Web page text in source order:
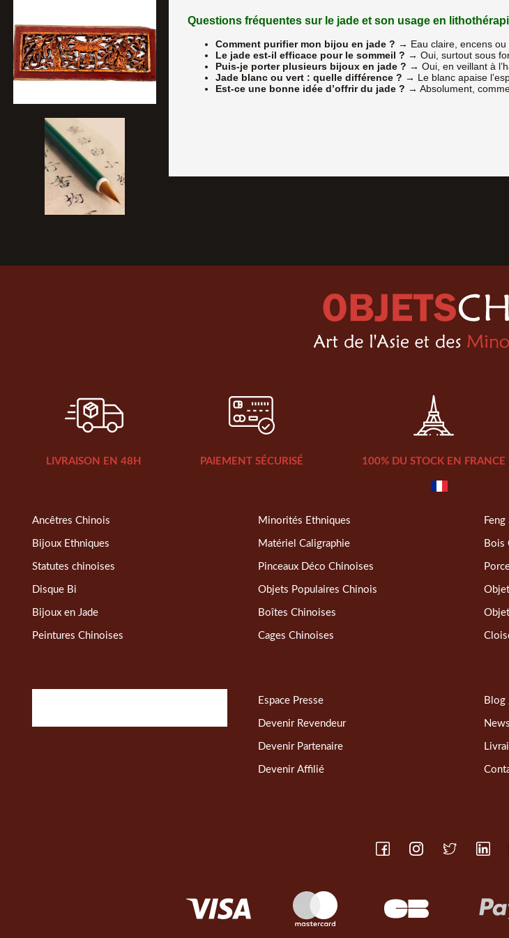
Questions fréquentes sur le jade et son usage en
Comment purifier mon bijou en jade ? → Eau claire, encens ou
Le jade est-il efficace pour le sommeil ? → Oui, surtout sous
Puis-je porter plusieurs bijoux en jade ? → Oui, en veillant à
Jade blanc ou vert : quelle différence ? → Le blanc apaise
Est-ce une bonne idée d’offrir du jade ? → Absolument,
LIVRAISON EN 48H PAIEMENT SÉCURISÉ 100% DU STOCK EN FRANCE
Ancêtres Chinois
Bijoux Ethniques
Statutes chinoises
Disque Bi
Bijoux en Jade
Peintures Chinoises
Minorités Ethniques
Matériel Caligraphie
Pinceaux Déco Chinoises
Objets Populaires Chinois
Boîtes Chinoises
Cages Chinoises
Feng
Bois
Espace Presse
Devenir Revendeur
Devenir Partenaire
Devenir Affilié
Blog